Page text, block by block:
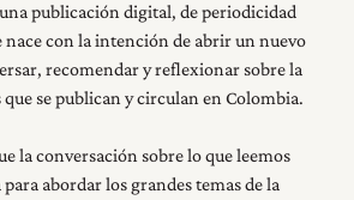
publicación digital, de periodicidad
con la intención de abrir un nuevo
recomendar y reflexionar sobre la
se publican y circulan en Colombia.
la conversación sobre lo que leemos
abordar los grandes temas de la